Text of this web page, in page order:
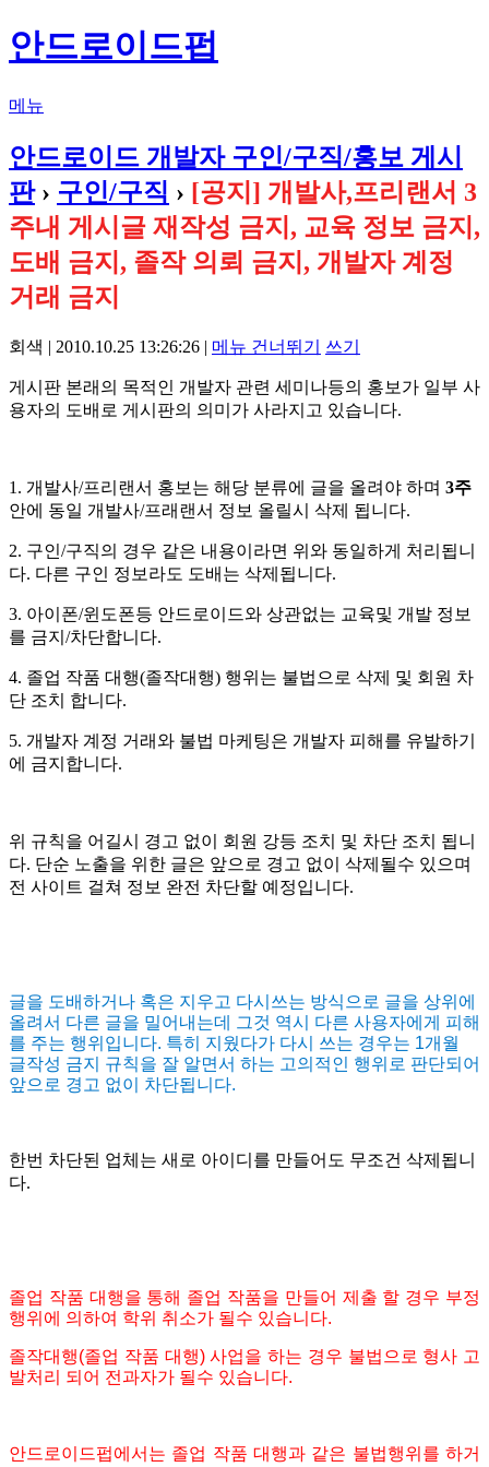
안드로이드펍
메뉴
안드로이드 개발자 구인/구직/홍보 게시
판› 구인/구직 › [공지] 개발사,프리랜서 3
주내 게시글 재작성 금지, 교육 정보 금지,
도배 금지, 졸작 의뢰 금지, 개발자 계정
거래 금지
회색 | 2010.10.25 13:26:26 | 메뉴 건너뛰기 쓰기
게시판 본래의 목적인 개발자 관련 세미나등의 홍보가 일부 사
용자의 도배로 게시판의 의미가 사라지고 있습니다.
1. 개발사/프리랜서 홍보는 해당 분류에 글을 올려야 하며 3주
안에 동일 개발사/프래랜서 정보 올릴시 삭제 됩니다.
2. 구인/구직의 경우 같은 내용이라면 위와 동일하게 처리됩니
다. 다른 구인 정보라도 도배는 삭제됩니다.
3. 아이폰/윈도폰등 안드로이드와 상관없는 교육및 개발 정보
를 금지/차단합니다.
4. 졸업 작품 대행(졸작대행) 행위는 불법으로 삭제 및 회원 차
단 조치 합니다.
5. 개발자 계정 거래와 불법 마케팅은 개발자 피해를 유발하기
에 금지합니다.
위 규칙을 어길시 경고 없이 회원 강등 조치 및 차단 조치 됩니
다. 단순 노출을 위한 글은 앞으로 경고 없이 삭제될수 있으며
전 사이트 걸쳐 정보 완전 차단할 예정입니다.
글을 도배하거나 혹은 지우고 다시쓰는 방식으로 글을 상위에
올려서 다른 글을 밀어내는데 그것 역시 다른 사용자에게 피해
를 주는 행위입니다. 특히 지웠다가 다시 쓰는 경우는 1개월
글작성 금지 규칙을 잘 알면서 하는 고의적인 행위로 판단되어
앞으로 경고 없이 차단됩니다.
한번 차단된 업체는 새로 아이디를 만들어도 무조건 삭제됩니
다.
졸업 작품 대행을 통해 졸업 작품을 만들어 제출 할 경우 부정
행위에 의하여 학위 취소가 될수 있습니다.
졸작대행(졸업 작품 대행) 사업을 하는 경우 불법으로 형사 고
발처리 되어 전과자가 될수 있습니다.
안드로이드펍에서는 졸업 작품 대행과 같은 불법행위를 하거